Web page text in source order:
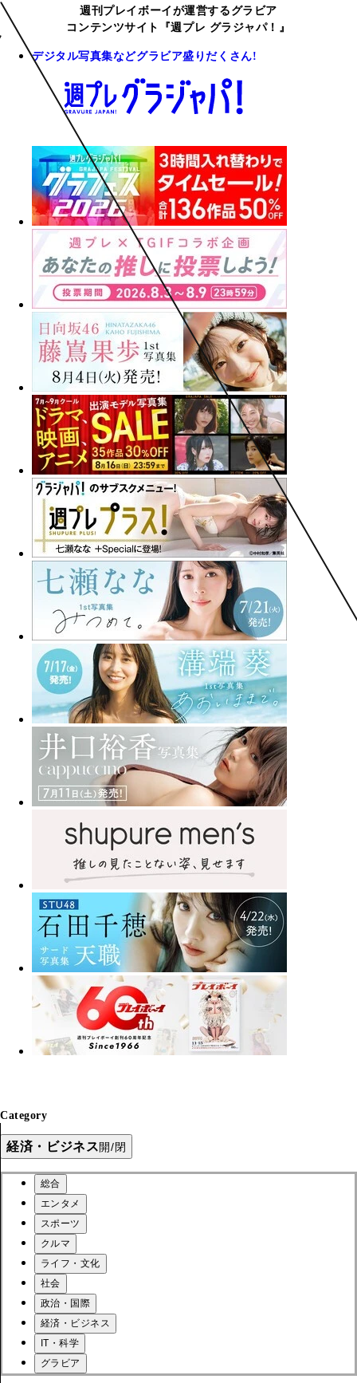
週刊プレイボーイが運営するグラビア
コンテンツサイト『週プレ グラジャパ！』
デジタル写真集などグラビア盛りだくさん!
Category
経済・ビジネス開/閉
総合
エンタメ
スポーツ
クルマ
ライフ・文化
社会
政治・国際
経済・ビジネス
IT・科学
グラビア